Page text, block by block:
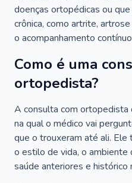
doenças ortopédicas ou
crônica, como artrite,
o acompanhamento
Como é uma
ortopedista?
A consulta com ortopedista
na qual o médico vai
que o trouxeram até ali.
o estilo de vida, o
saúde anteriores e histórico